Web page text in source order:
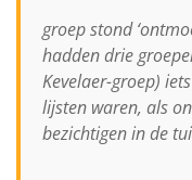
groep stond
hadden drie
Kevelaer-groep)
lijsten waren, als
bezichtigen in de